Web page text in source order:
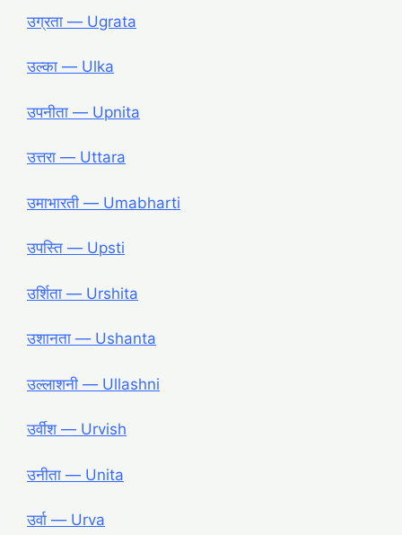
उग्रता ― Ugrata
उल्का ― Ulka
उपनीता ― Upnita
उत्तरा ― Uttara
उमाभारती ― Umabharti
उपस्ति ― Upsti
उर्शिता ― Urshita
उशानता ― Ushanta
उल्लाशनी ― Ullashni
उर्वीश ― Urvish
उनीता ― Unita
उर्वा ― Urva